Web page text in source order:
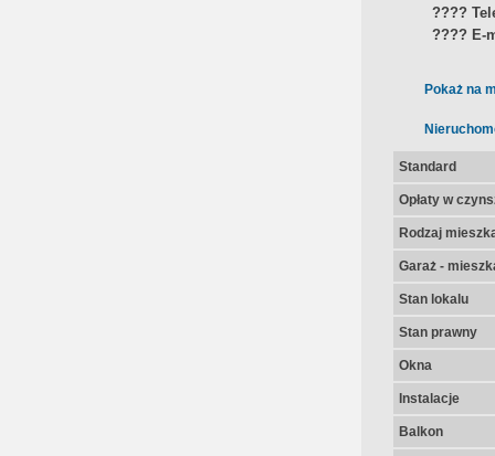
????
???? E-
Pokaż na
Standard
Opłaty w
Rodzaj
Garaż -
Stan lokalu
Stan prawny
Okna
Instalacje
Balkon